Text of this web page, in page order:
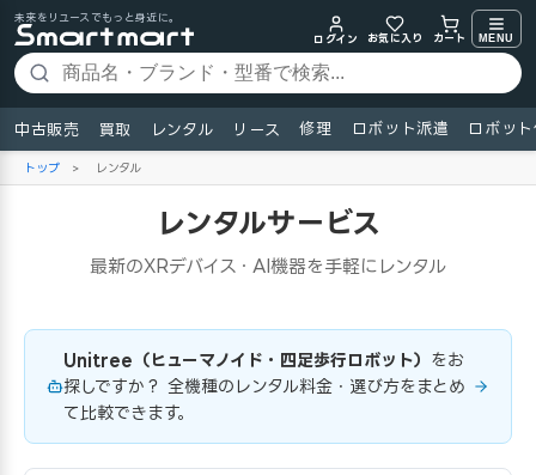
未来をリユースでもっと身近に。
ログイン
お気に入り カート MENU
中古販売 買取 レンタル リース 修理 ロボット派遣 ロボッ
トップ > レンタル
レンタルサービス
最新のXRデバイス・AI機器を手軽にレンタル
Unitree（ヒューマノイド・四足歩行ロボット） をお
探しですか？ 全機種のレンタル料金・選び方をまとめ
て比較できます。